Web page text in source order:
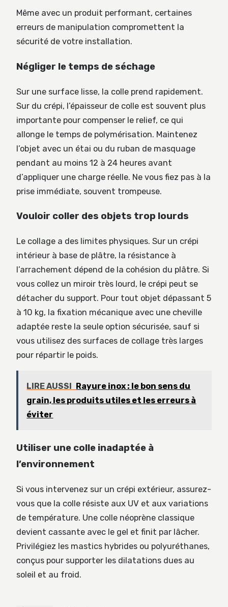
Même avec un produit performant, certaines
erreurs de manipulation compromettent la
sécurité de votre installation.
Négliger le temps de séchage
Sur une surface lisse, la colle prend rapidement.
Sur du crépi, l’épaisseur de colle est souvent plus
importante pour compenser le relief, ce qui
allonge le temps de polymérisation. Maintenez
l’objet avec un étai ou du ruban de masquage
pendant au moins 12 à 24 heures avant
d’appliquer une charge réelle. Ne vous fiez pas à la
prise immédiate, souvent trompeuse.
Vouloir coller des objets trop lourds
Le collage a des limites physiques. Sur un crépi
intérieur à base de plâtre, la résistance à
l’arrachement dépend de la cohésion du plâtre. Si
vous collez un miroir très lourd, le crépi peut se
détacher du support. Pour tout objet dépassant 5
à 10 kg, la fixation mécanique avec une cheville
adaptée reste la seule option sécurisée, sauf si
vous utilisez des surfaces de collage très larges
pour répartir le poids.
LIRE AUSSI Rayure inox : le bon sens du
grain, les produits utiles et les erreurs à
éviter
Utiliser une colle inadaptée à
l’environnement
Si vous intervenez sur un crépi extérieur, assurez-
vous que la colle résiste aux UV et aux variations
de température. Une colle néoprène classique
devient cassante avec le gel et finit par lâcher.
Privilégiez les mastics hybrides ou polyuréthanes,
conçus pour supporter les dilatations dues au
soleil et au froid.